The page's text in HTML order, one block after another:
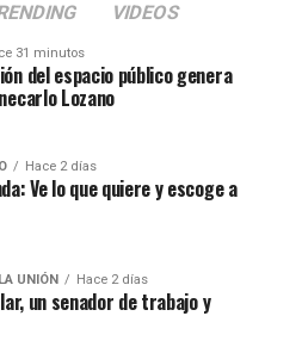
VIDEOS
31 minutos
del espacio público genera
Lozano
Hace 2 días
Ve lo que quiere y escoge a
UNIÓN Hace 2 días
un senador de trabajo y